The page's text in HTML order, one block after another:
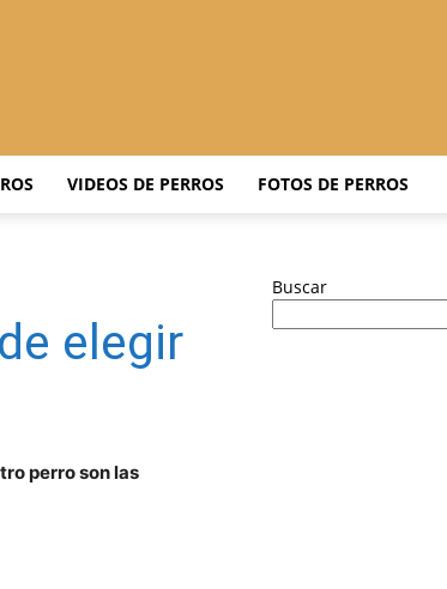
Adiestrar
–
VIDEOS DE PERROS FOTOS DE PERROS
elegir
perro son las
Buscar